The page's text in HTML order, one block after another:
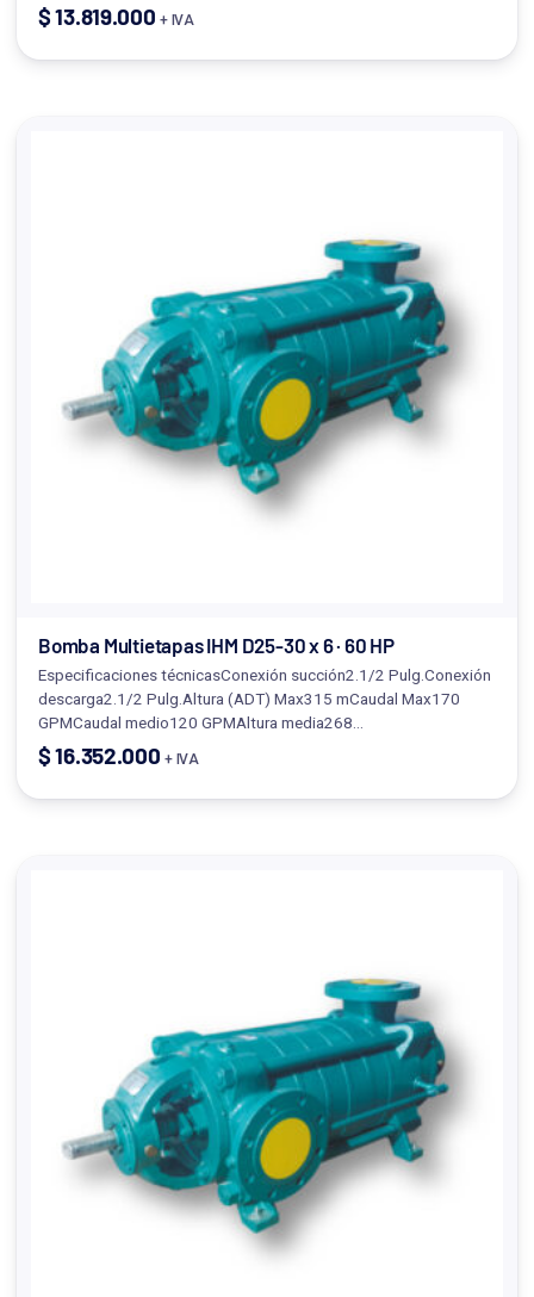
$13.819.000 + IVA
Bomba Multietapas IHM D25-30 x 6 · 60 HP
Especificaciones técnicasConexión succión2.1/2 Pulg.Conexión
descarga2.1/2 Pulg.Altura (ADT) Max315 mCaudal Max170
GPMCaudal medio120 GPMAltura media268…
$16.352.000 + IVA